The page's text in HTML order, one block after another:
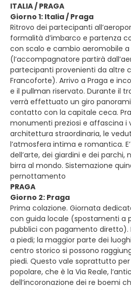
ITALIA / PRAGA
Giorno 1: Italia / Praga
Ritrovo dei partecipanti
formalità d’imbarco e partenza
con scalo e cambio aeromobile
(l’accompagnatore partirà
partecipanti provenienti da altre
Francoforte). Arrivo a Praga e
e il pullman riservato. Durante il
verrà effettuato un giro
contatto con la capitale ceca.
monumenti preziosi e affascina i
architettura straordinaria, le
l’atmosfera intima e romantica.
dell’arte, dei giardini e dei parchi,
birra al mondo. Sistemazione
pernottamento
PRAGA
Giorno 2: Praga
Prima colazione. Giornata
con guida locale (spostamenti a
pubblici con pagamento diretto).
a piedi; la maggior parte dei
centro storico si possono
piedi. Questo vale soprattutto per
popolare, che è la Via Reale,
dell’incoronazione dei re boemi